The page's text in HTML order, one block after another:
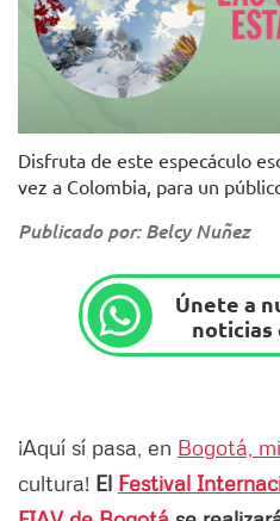
Disfruta de este especáculo
vez a Colombia, para un
Publicado por: Belcy Nuñez
Únete a
noticias
¡Aquí sí pasa, en Bogotá,
cultura! El Festival